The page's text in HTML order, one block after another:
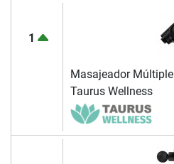
1
Masajeador Múltiple
Taurus Wellness